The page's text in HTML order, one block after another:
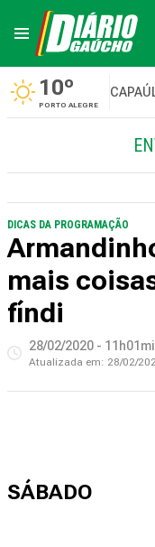
10º
PORTO ALEGRE
CAPA
DICAS DA PROGRAMAÇÃO
mais
fíndi
28/02/2020 -
Atualizada em: 28/02/
SÁBADO